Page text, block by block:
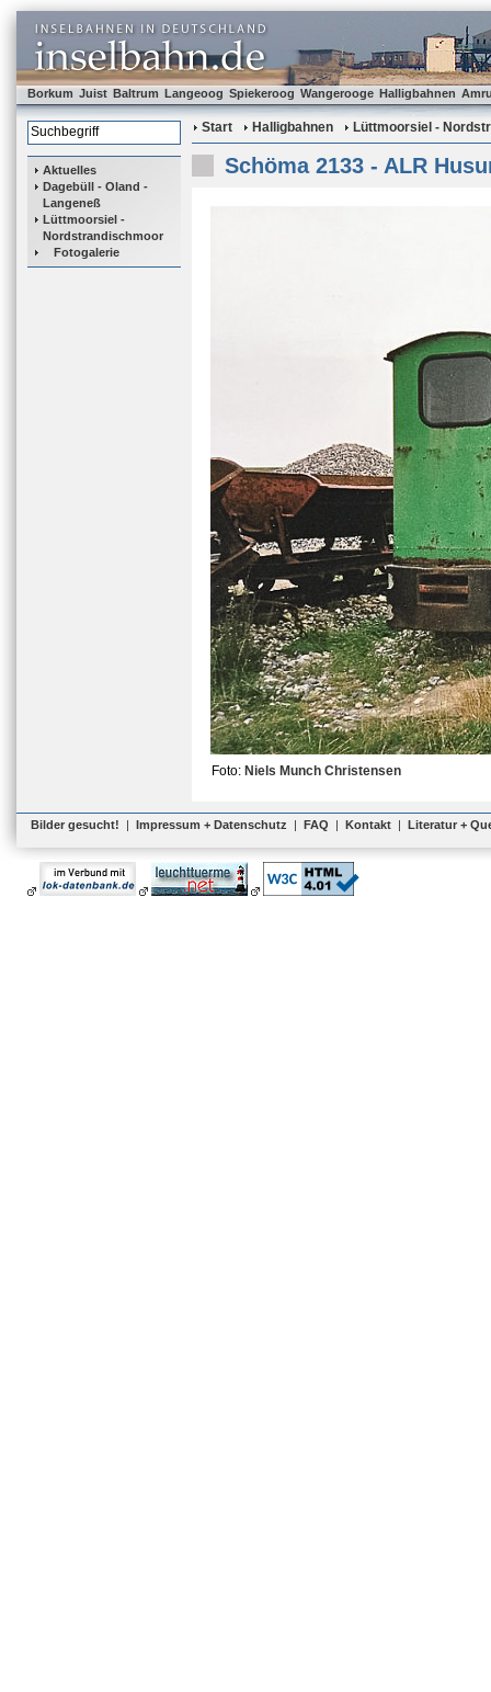
Borkum Juist Baltrum Langeoog Spiekeroog Wangerooge Halligbahnen
Aktuelles
Dagebüll - Oland -
Langeneß
Lüttmoorsiel -
Nordstrandischmoor
Fotogalerie
Start Halligbahnen Lüttmoorsiel -
Schöma 2133 - ALR
Foto: Niels Munch Christensen
Bilder gesucht! | Impressum + Datenschutz | FAQ | Kontakt | Literatur +